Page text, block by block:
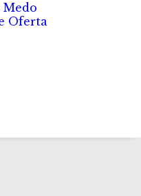
Medo
Oferta